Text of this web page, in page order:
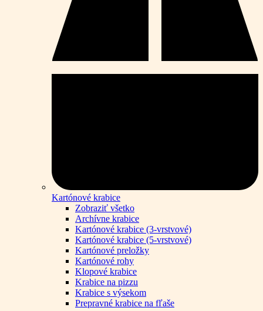
Kartónové krabice
Zobraziť všetko
Archívne krabice
Kartónové krabice (3-vrstvové)
Kartónové krabice (5-vrstvové)
Kartónové preložky
Kartónové rohy
Klopové krabice
Krabice na pizzu
Krabice s výsekom
Prepravné krabice na fľaše